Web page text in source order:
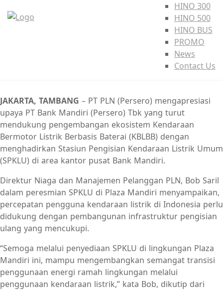
HINO 300
HINO 500
HINO BUS
PROMO
News
Contact Us
JAKARTA, TAMBANG – PT PLN (Persero) mengapresiasi
upaya PT Bank Mandiri (Persero) Tbk yang turut
mendukung pengembangan ekosistem Kendaraan
Bermotor Listrik Berbasis Baterai (KBLBB) dengan
menghadirkan Stasiun Pengisian Kendaraan Listrik Umum
(SPKLU) di area kantor pusat Bank Mandiri.
Direktur Niaga dan Manajemen Pelanggan PLN, Bob Saril
dalam peresmian SPKLU di Plaza Mandiri menyampaikan,
percepatan pengguna kendaraan listrik di Indonesia perlu
didukung dengan pembangunan infrastruktur pengisian
ulang yang mencukupi.
“Semoga melalui penyediaan SPKLU di lingkungan Plaza
Mandiri ini, mampu mengembangkan semangat transisi
penggunaan energi ramah lingkungan melalui
penggunaan kendaraan listrik,” kata Bob, dikutip dari